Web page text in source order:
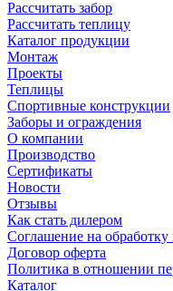
Рассчитать забор
Рассчитать теплицу
Каталог продукции
Монтаж
Проекты
Теплицы
Спортивные конструкции
Заборы и ограждения
О компании
Производство
Сертификаты
Новости
Отзывы
Как стать дилером
Соглашение на
Договор оферта
Политика в отношении
Каталог